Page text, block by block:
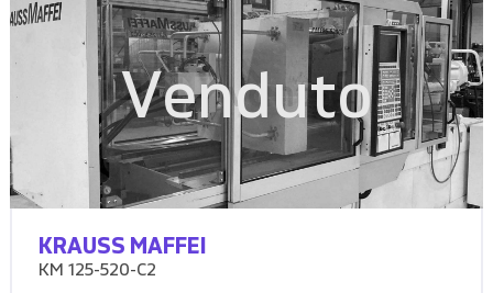
Venduto
KRAUSS MAFFEI
KM 125-520-C2